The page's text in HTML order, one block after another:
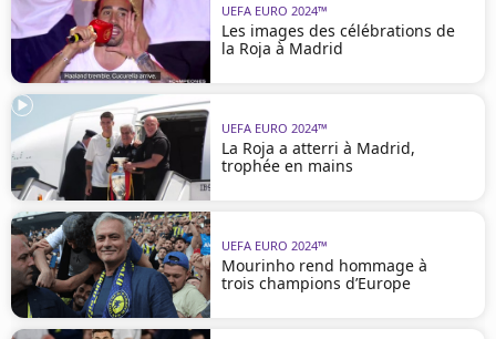
UEFA EURO 2024™
Les images des célébrations de
la Roja à Madrid
UEFA EURO 2024™
La Roja a atterri à Madrid,
trophée en mains
UEFA EURO 2024™
Mourinho rend hommage à
trois champions d’Europe